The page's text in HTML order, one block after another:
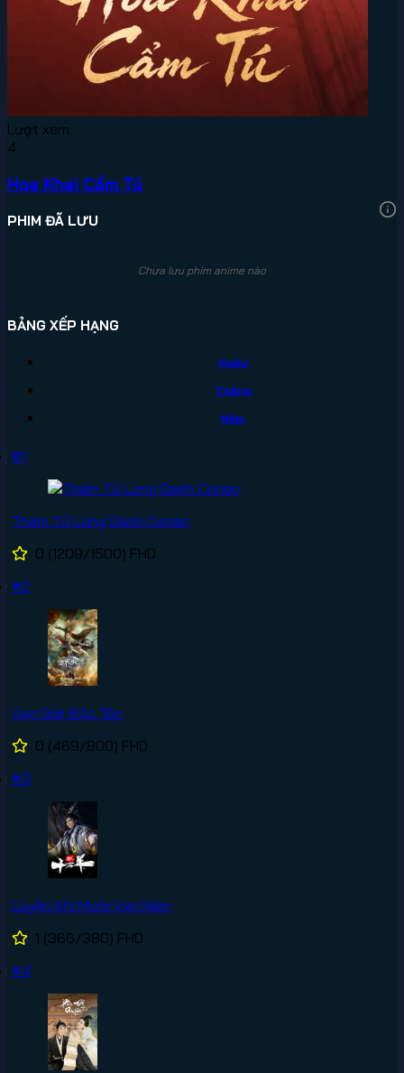
Lượt xem:
4
Hoa Khai Cẩm Tú
PHIM ĐÃ LƯU
Chưa lưu phim anime nào
BẢNG XẾP HẠNG
Ngày
Tháng
Năm
#1
Thám Tử Lừng Danh Conan
0 (1209/1500) FHD
#2
Vạn Giới Độc Tôn
0 (469/800) FHD
#3
Luyện Khí Mười Vạn Năm
1 (366/380) FHD
#4